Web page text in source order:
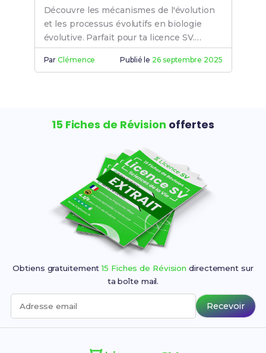
Découvre les mécanismes de l'évolution
et les processus évolutifs en biologie
évolutive. Parfait pour ta licence SV.
Plonge au cœur de l'évolution!
ParClémence Publié le 26 septembre 2025
15 Fiches de Révision offertes
Obtiens gratuitement15 Fiches de Révision directement sur
ta boîte mail.
Adresse email Recevoir